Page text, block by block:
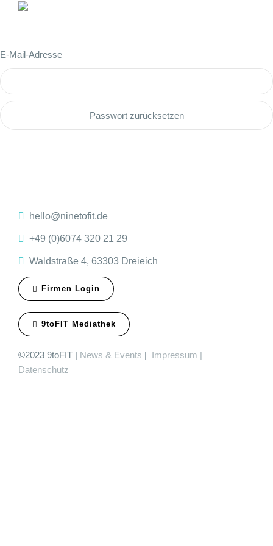
E-Mail-Adresse
hello@ninetofit.de
+49 (0)6074 320 21 29
Waldstraße 4, 63303 Dreieich
Firmen Login
9toFIT Mediathek
©2023 9toFIT | News & Events | Impressum |
Datenschutz